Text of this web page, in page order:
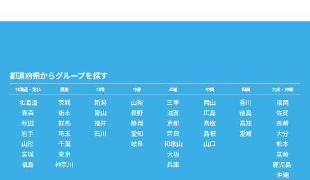
都道府県からグループを探す
北海道・東北
北海道
青森
秋田
岩手
山形
宮城
福島
関東
茨城
栃木
群馬
埼玉
千葉
東京
神奈川
北陸
新潟
富山
福井
石川
中部
山梨
長野
静岡
愛知
岐阜
近畿
三重
滋賀
京都
奈良
和歌山
大阪
兵庫
中国
岡山
広島
鳥取
島根
山口
四国
香川
徳島
高知
愛媛
九州・沖縄
福岡
佐賀
長崎
大分
熊本
宮崎
鹿児島
沖縄